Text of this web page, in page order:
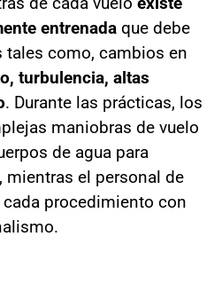
entrenada que debe
como, cambios en
turbulencia, altas
. Durante las prácticas, los
maniobras de vuelo
de agua para
mientras el personal de
procedimiento con